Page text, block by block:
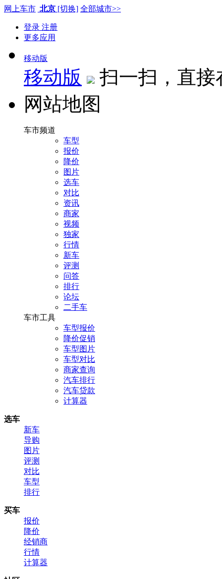
网上车市 北京 [切换] 全部城市>>
登录 注册
更多应用
移动版
移动版
扫一扫，直
网站地图
车市频道
车型
报价
降价
图片
选车
对比
资讯
商家
视频
独家
行情
新车
评测
问答
排行
论坛
二手车
车市工具
车型报价
降价促销
车型图片
车型对比
商家查询
汽车排行
汽车贷款
计算器
选车
新车
导购
图片
评测
对比
车型
排行
买车
报价
降价
经销商
行情
计算器